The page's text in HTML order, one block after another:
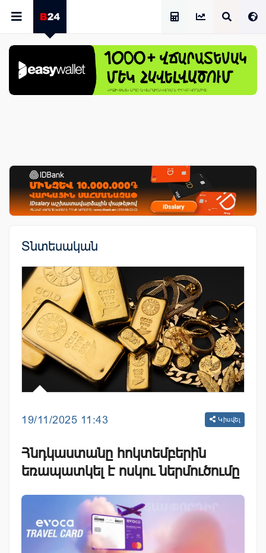
Տնտեսական
19/11/2025 11:43 Կիսվել
Հնդկաստանը հոկտեմբերին
եռապատկել է ոսկու ներմուծումը